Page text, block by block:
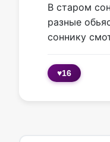
В старом
разные
соннику
♥16